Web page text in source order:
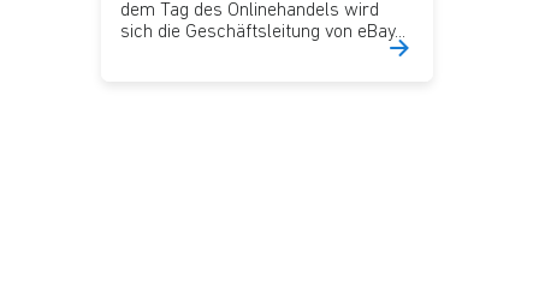
dem Tag des Onlinehandels wird
sich die Geschäftsleitung von eBay...